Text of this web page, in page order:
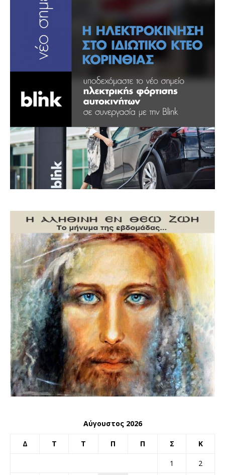
Αύγουστος 2026
Δ Τ Τ Π Π Σ Κ
1
2